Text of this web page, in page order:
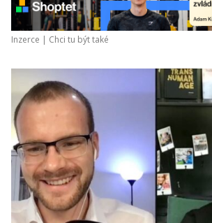
Inzerce | Chci tu být také